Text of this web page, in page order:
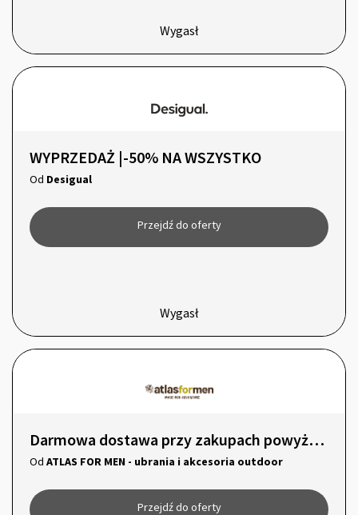
Wygasł
WYPRZEDAŻ |-50% NA WSZYSTKO
Od Desigual
Przejdź do oferty
Wygasł
Darmowa dostawa przy zakupach powyżej 200 zł
Od ATLAS FOR MEN - ubrania i akcesoria outdoor
Przejdź do oferty